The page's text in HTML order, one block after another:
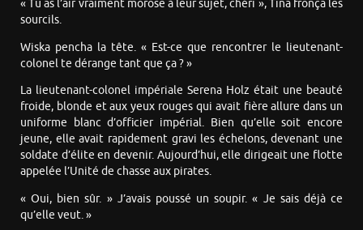
« Tu as l’air vraiment morose à leur sujet, chéri », Tina fronça les
sourcils.
Wiska pencha la tête. « Est-ce que rencontrer le lieutenant-
colonel te dérange tant que ça ? »
La lieutenant-colonel impériale Serena Holz était une beauté
froide, blonde et aux yeux rouges qui avait fière allure dans un
uniforme blanc d’officier impérial. Bien qu’elle soit encore
jeune, elle avait rapidement gravi les échelons, devenant une
soldate d’élite en devenir. Aujourd’hui, elle dirigeait une flotte
appelée l’Unité de chasse aux pirates.
« Oui, bien sûr. » J’avais poussé un soupir. « Je sais déjà ce
qu’elle veut. »